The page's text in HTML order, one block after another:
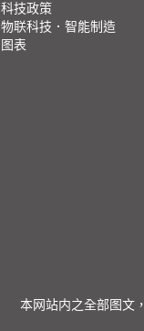
科技政策
物联科技．智能制造
图表
本网站内之全部图文